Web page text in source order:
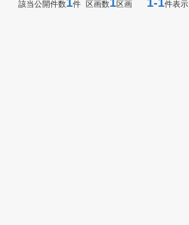
該当公開件数 件 区画数 区画 件表示